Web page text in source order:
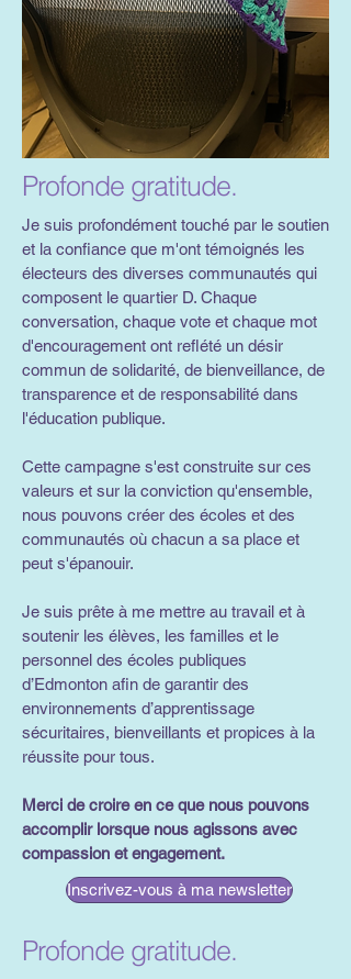
Profonde gratitude.
Je suis profondément touché par le soutien
et la confiance que m'ont témoignés les
électeurs des diverses communautés qui
composent le quartier D. Chaque
conversation, chaque vote et chaque mot
d'encouragement ont reflété un désir
commun de solidarité, de bienveillance, de
transparence et de responsabilité dans
l'éducation publique.
Cette campagne s'est construite sur ces
valeurs et sur la conviction qu'ensemble,
nous pouvons créer des écoles et des
communautés où chacun a sa place et
peut s'épanouir.
Je suis prête à me mettre au travail et à
soutenir les élèves, les familles et le
personnel des écoles publiques
d’Edmonton afin de garantir des
environnements d’apprentissage
sécuritaires, bienveillants et propices à la
réussite pour tous.
Merci de croire en ce que nous pouvons
accomplir lorsque nous agissons avec
compassion et engagement.
Inscrivez-vous à ma newsletter
Profonde gratitude.